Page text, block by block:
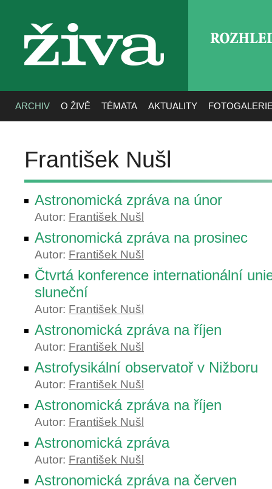
živa
ARCHIV O ŽIVĚ TÉMATA AKTUALITY
František Nušl
Astronomická zpráva na únor
Autor: František Nušl
Astronomická zpráva na prosinec
Autor: František Nušl
Čtvrtá konference internationální
sluneční
Autor: František Nušl
Astronomická zpráva na říjen
Autor: František Nušl
Astrofysikální observatoř v Nižboru
Autor: František Nušl
Astronomická zpráva na říjen
Autor: František Nušl
Astronomická zpráva
Autor: František Nušl
Astronomická zpráva na červen